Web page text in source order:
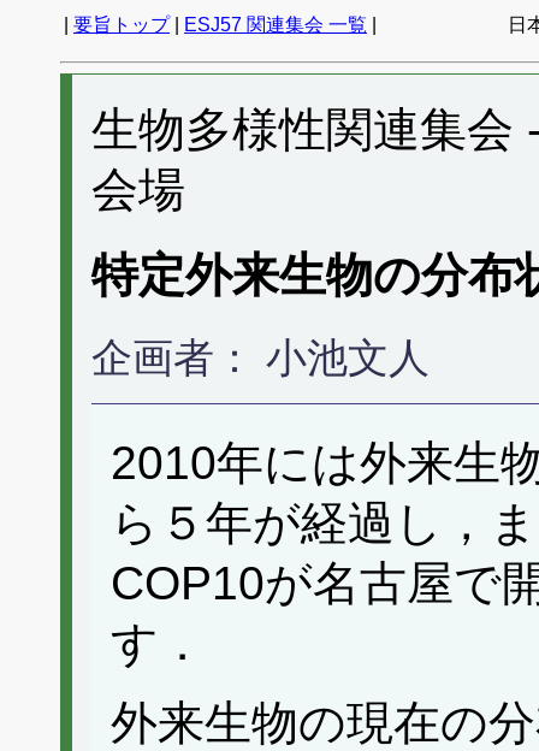
要旨トップ| ESJ57 関連集会 一覧 日
生物多様性関連集会
会場
特定外来生物の分布
企画者： 小池文人
2010年には外来生
ら５年が経過し，
COP10が名古屋で
す．
外来生物の現在の